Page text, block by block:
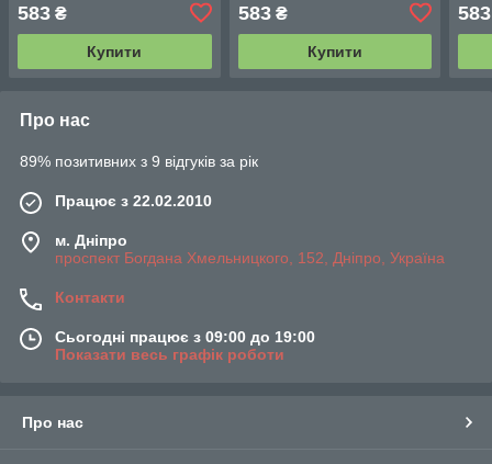
583 ₴
Купити
583₴
Купити
583
Про нас
89% позитивних з 9 відгуків за рік
Працює з 22.02.2010
м. Дніпро
проспект Богдана Хмельницкого, 152, Дніпро, Україна
Контакти
Сьогодні працює з 09:00 до 19:00
Показати весь графік роботи
Про нас